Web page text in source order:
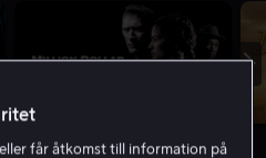
får åtkomst till information på